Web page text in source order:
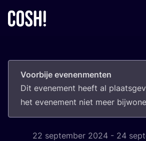
Voorbije evenenmenten
Dit eve­ne­ment heeft al
het eve­ne­ment niet meer
22 september 2024 - 24